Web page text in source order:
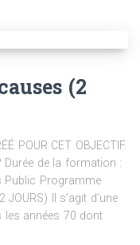
(2
POUR CET OBJECTIF.
? Durée de la formation :
Public Programme
JOURS) Il s’agit d’une
les années 70 dont